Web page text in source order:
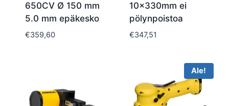
650CV Ø 150 mm
5.0 mm epäkesko
€359,60
10x330mm ei
pölynpoistoa
€347,51
Ale!